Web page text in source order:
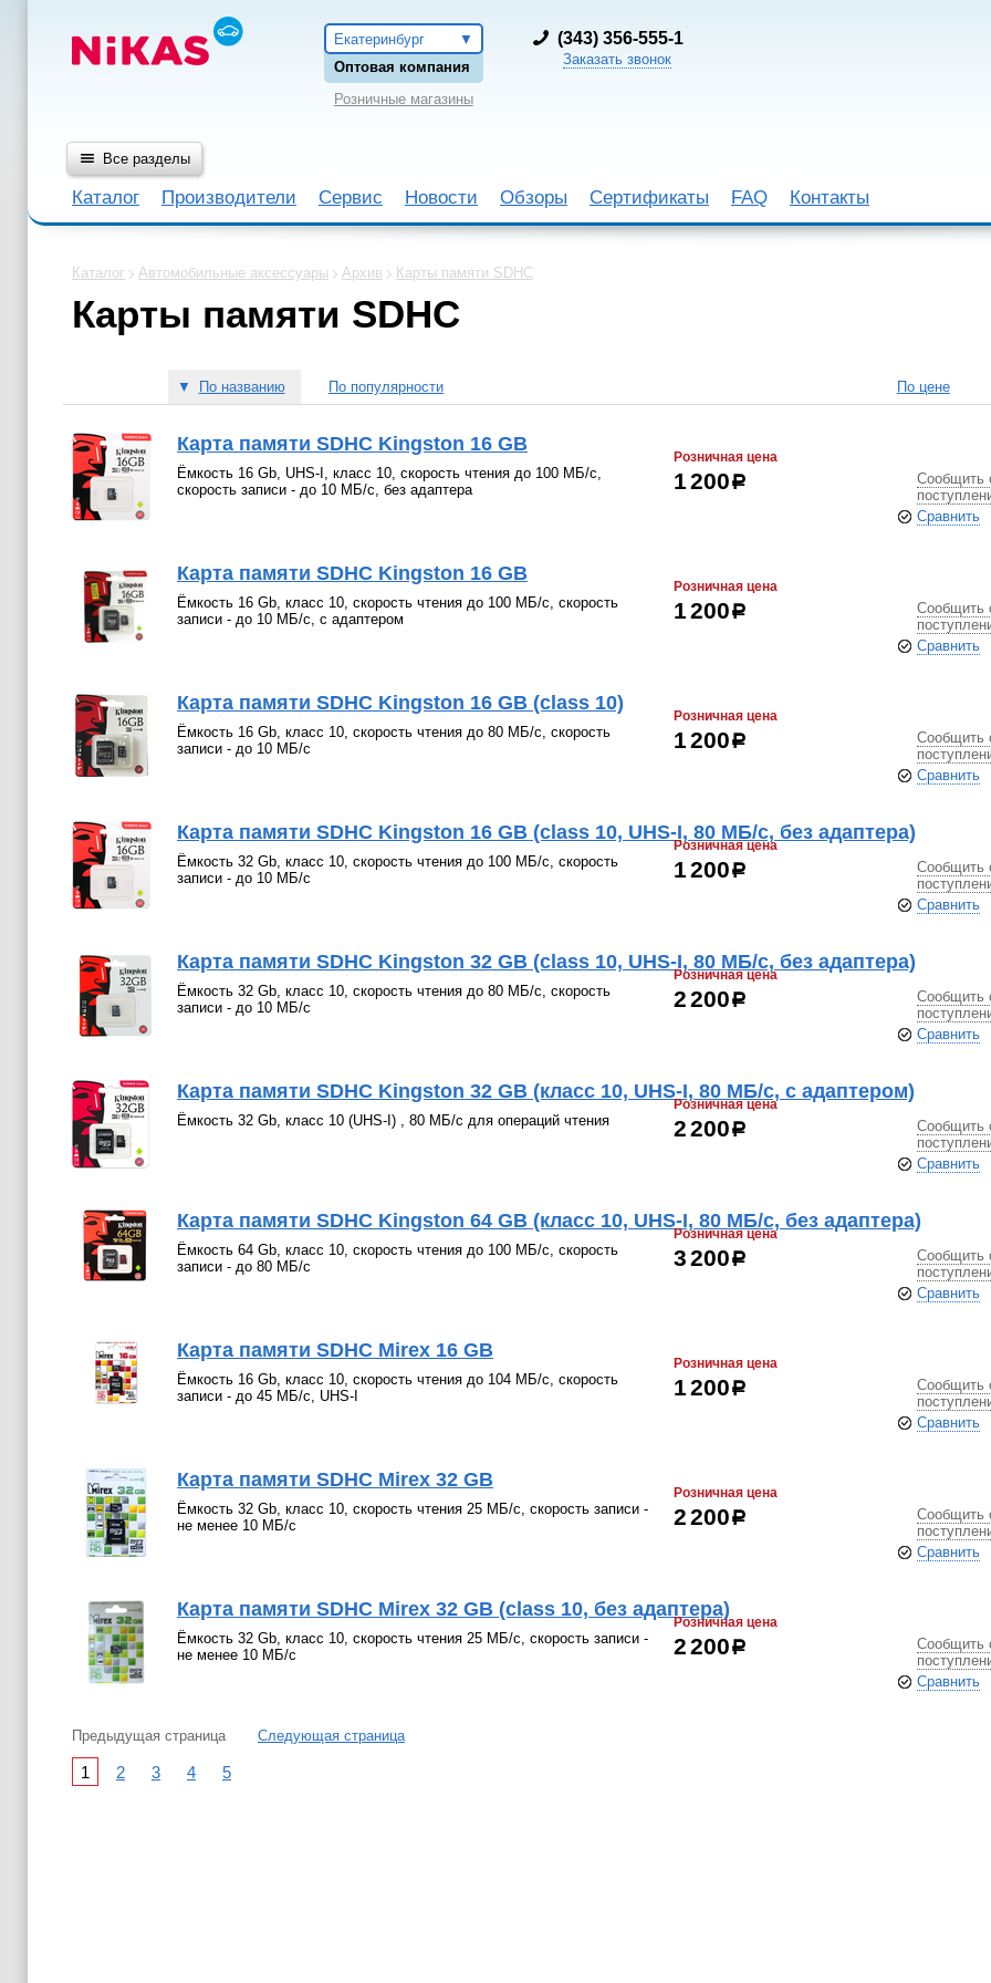
Екатеринбург
Оптовая компания
Розничные магазины
(343) 356-555-1
Заказать звонок
Все разделы
Каталог Производители Сервис Новости Обзоры Сертификаты FAQ Контакты
Каталог Автомобильные аксессуары Архив Карты памяти SDHC
Карты памяти SDHC
По цене
▼ По названию По популярности
Карта памяти SDHC Kingston 16 GB
Ёмкость 16 Gb, UHS-I, класс 10, скорость чтения до 100 МБ/с,
скорость записи - до 10 МБ/с, без адаптера
Розничная цена
1 200р
Сообщить
Сравнить
Карта памяти SDHC Kingston 16 GB
Ёмкость 16 Gb, класс 10, скорость чтения до 100 МБ/с, скорость
записи - до 10 МБ/с, с адаптером
Розничная цена
1 200р
Сообщить
Сравнить
Карта памяти SDHC Kingston 16 GB (class 10)
Ёмкость 16 Gb, класс 10, скорость чтения до 80 МБ/с, скорость
записи - до 10 МБ/с
Розничная цена
1 200р
Сообщить
Сравнить
Карта памяти SDHC Kingston 16 GB (class 10, UHS-I, 80 МБ/с, без адаптера)
Ёмкость 32 Gb, класс 10, скорость чтения до 100 МБ/с, скорость
записи - до 10 МБ/с
Розничная цена
1 200р
Сообщить
Сравнить
Карта памяти SDHC Kingston 32 GB (class 10, UHS-I, 80 МБ/с, без адаптера)
Ёмкость 32 Gb, класс 10, скорость чтения до 80 МБ/с, скорость
записи - до 10 МБ/с
Розничная цена
2 200р
Сообщить
Сравнить
Карта памяти SDHC Kingston 32 GB (класс 10, UHS-I, 80 МБ/с, с адаптером)
Ёмкость 32 Gb, класс 10 (UHS-I) , 80 МБ/с для операций чтения
Розничная цена
2 200р
Сообщить
Сравнить
Карта памяти SDHC Kingston 64 GB (класс 10, UHS-I, 80 МБ/с, без адаптера)
Ёмкость 64 Gb, класс 10, скорость чтения до 100 МБ/с, скорость
записи - до 80 МБ/с
Розничная цена
3 200р
Сообщить
Сравнить
Карта памяти SDHC Mirex 16 GB
Ёмкость 16 Gb, класс 10, скорость чтения до 104 МБ/с, скорость
записи - до 45 МБ/с, UHS-I
Розничная цена
1 200р
Сообщить
Сравнить
Карта памяти SDHC Mirex 32 GB
Ёмкость 32 Gb, класс 10, скорость чтения 25 МБ/с, скорость записи -
не менее 10 МБ/с
Розничная цена
2 200р
Сообщить
Сравнить
Карта памяти SDHC Mirex 32 GB (class 10, без адаптера)
Ёмкость 32 Gb, класс 10, скорость чтения 25 МБ/с, скорость записи -
не менее 10 МБ/с
Розничная цена
2 200р
Сообщить
Сравнить
Предыдущая страница Следующая страница
1 2 3 4 5